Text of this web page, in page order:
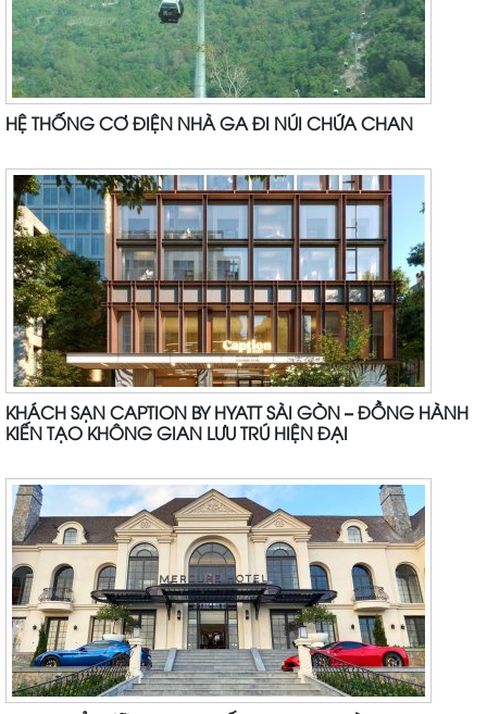
HỆ THỐNG CƠ ĐIỆN NHÀ GA ĐI NÚI CHỨA CHAN
KHÁCH SẠN CAPTION BY HYATT SÀI GÒN – ĐỒNG HÀNH
KIẾN TẠO KHÔNG GIAN LƯU TRÚ HIỆN ĐẠI